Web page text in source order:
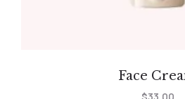
Face